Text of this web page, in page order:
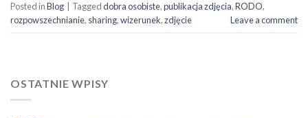
Posted inBlog Taggeddobra osobiste,publikacja zdjęcia,RODO,
rozpowszechnianie, sharing,wizerunek,zdjęcie Leave a comment
OSTATNIE WPISY